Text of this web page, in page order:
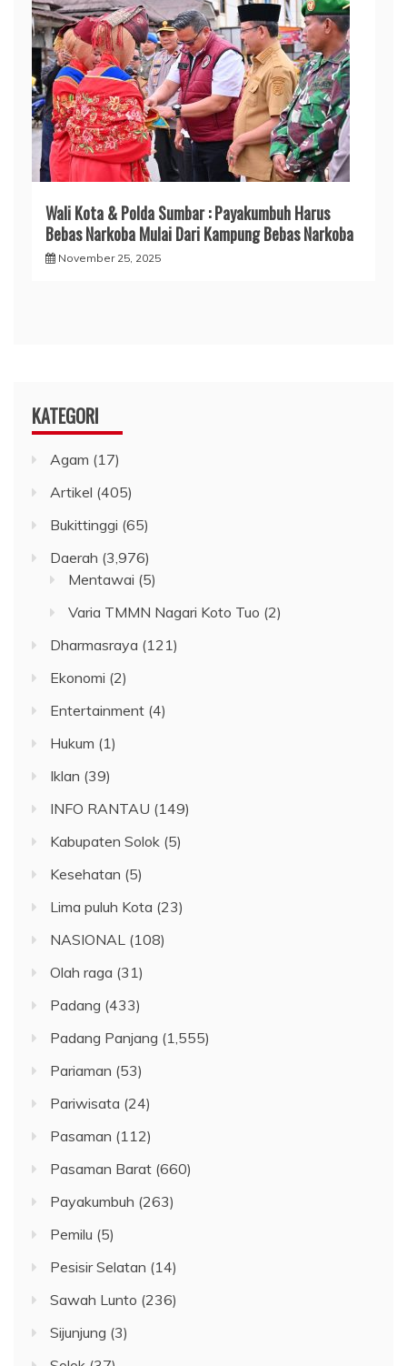
Wali Kota & Polda Sumbar : Payakumbuh Harus
Bebas Narkoba Mulai Dari Kampung Bebas Narkoba
November 25, 2025
KATEGORI
Agam (17)
Artikel (405)
Bukittinggi (65)
Daerah (3,976)
Mentawai (5)
Varia TMMN Nagari Koto Tuo (2)
Dharmasraya (121)
Ekonomi (2)
Entertainment (4)
Hukum (1)
Iklan (39)
INFO RANTAU (149)
Kabupaten Solok (5)
Kesehatan (5)
Lima puluh Kota (23)
NASIONAL (108)
Olah raga (31)
Padang (433)
Padang Panjang (1,555)
Pariaman (53)
Pariwisata (24)
Pasaman (112)
Pasaman Barat (660)
Payakumbuh (263)
Pemilu (5)
Pesisir Selatan (14)
Sawah Lunto (236)
Sijunjung (3)